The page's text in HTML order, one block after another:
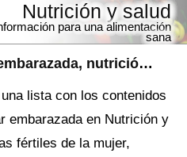
, nutrición y salud
Nutrición y salud
para una alimentación
sana
lista con los contenidos
embarazada en Nutrición y
fértiles de la mujer,